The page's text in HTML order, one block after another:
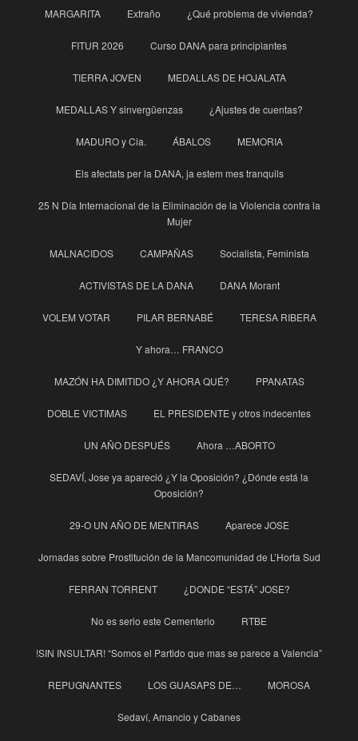
MARGARITA Extraño ¿Qué problema de vivienda?
FITUR 2026 Curso DANA para principìantes
TIERRA JOVEN MEDALLAS DE HOJALATA
MEDALLAS Y sinvergüenzas ¿Ajustes de cuentas?
MADURO y Cia. ÁBALOS MEMORIA
Els afectats per la DANA, ja estem mes tranquils
25 N Día Internacional de la Eliminación de la Violencia contra la
Mujer
MALNACIDOS CAMPAÑAS Socialista, Feminista
ACTIVISTAS DE LA DANA DANA Morant
VOLEM VOTAR PILAR BERNABÉ TERESA RIBERA
Y ahora… FRANCO
MAZÓN HA DIMITIDO ¿Y AHORA QUÉ? PPANATAS
DOBLE VICTIMAS EL PRESIDENTE y otros indecentes
UN AÑO DESPUÉS Ahora …ABORTO
SEDAVÍ, Jose ya apareció ¿Y la Oposición? ¿Dónde está la
Oposición?
29-O UN AÑO DE MENTIRAS Aparece JOSE
Jornadas sobre Prostitución de la Mancomunidad de L’Horta Sud
FERRAN TORRENT ¿DONDE “ESTÁ” JOSE?
No es serio este Cementerio RTBE
!SIN INSULTAR! “Somos el Partido que mas se parece a Valencia”
REPUGNANTES LOS GUASAPS DE… MOROSA
Sedaví, Amancio y Cabanes